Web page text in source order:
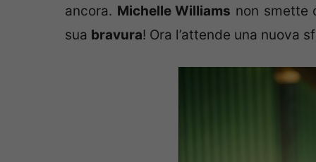
ancora. Michelle Williams non smette
sua bravura! Ora l’attende una nuova